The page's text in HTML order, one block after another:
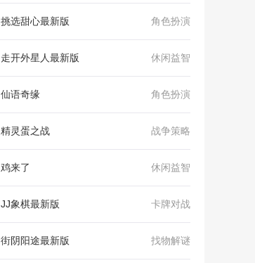
挑选甜心最新版 角色扮演
走开外星人最新版 休闲益智
仙语奇缘 角色扮演
精灵蛋之战 战争策略
鸡来了 休闲益智
JJ象棋最新版 卡牌对战
街阴阳途最新版 找物解谜